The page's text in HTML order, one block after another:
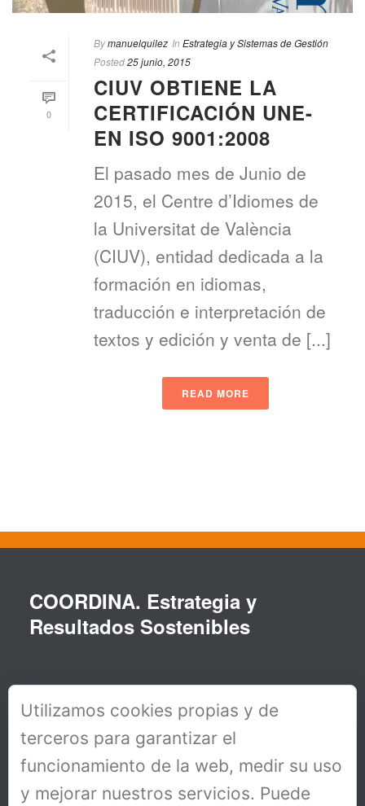
0
Bymanuelquilez In Estrategia y Sistemas de Gestión
Posted25 junio, 2015
CIUV OBTIENE LA
CERTIFICACIÓN UNE-
EN ISO 9001:2008
El pasado mes de Junio de
2015, el Centre d’Idiomes de
la Universitat de València
(CIUV), entidad dedicada a la
formación en idiomas,
traducción e interpretación de
textos y edición y venta de [...]
READ MORE
COORDINA. Estrategia y
Resultados Sostenibles
Utilizamos cookies propias y de
terceros para garantizar el
funcionamiento de la web, medir su uso
y mejorar nuestros servicios. Puede